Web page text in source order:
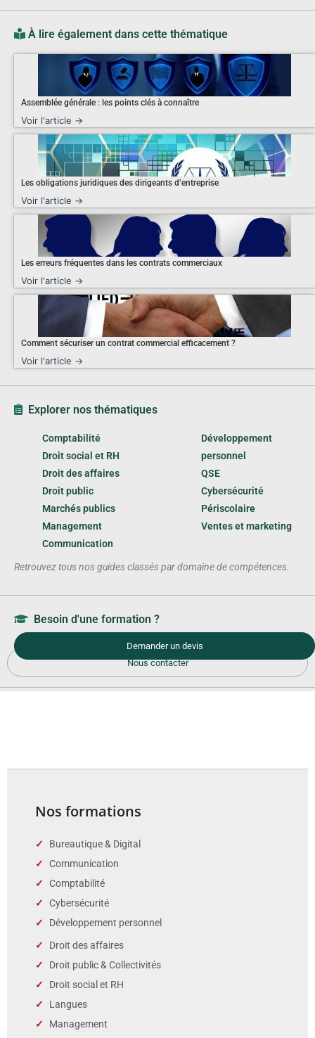
À lire également dans cette thématique
Assemblée générale : les points clés à connaître
Voir l'article →
Les obligations juridiques des dirigeants d’entreprise
Voir l'article →
Les erreurs fréquentes dans les contrats commerciaux
Voir l'article →
Comment sécuriser un contrat commercial efficacement ?
Voir l'article →
Explorer nos thématiques
Comptabilité
Droit social et RH
Droit des affaires
Droit public
Marchés publics
Management
Communication
Développement
personnel
QSE
Cybersécurité
Périscolaire
Ventes et marketing
Retrouvez tous nos guides classés par domaine de compétences.
Besoin d'une formation ?
Demander un devis
Nous contacter
Nos formations
Bureautique & Digital
Communication
Comptabilité
Cybersécurité
Développement personnel
Droit des affaires
Droit public & Collectivités
Droit social et RH
Langues
Management